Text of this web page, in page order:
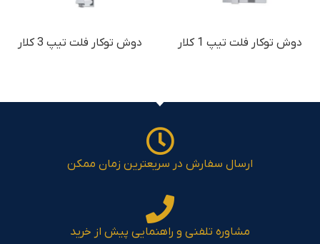
دوش توكار فلت تیپ 1 کلار دوش توكار فلت تیپ 3 کلار
ارسال سفارش در سریعترین زمان ممکن
مشاوره تلفنی و راهنمایی پیش از خرید